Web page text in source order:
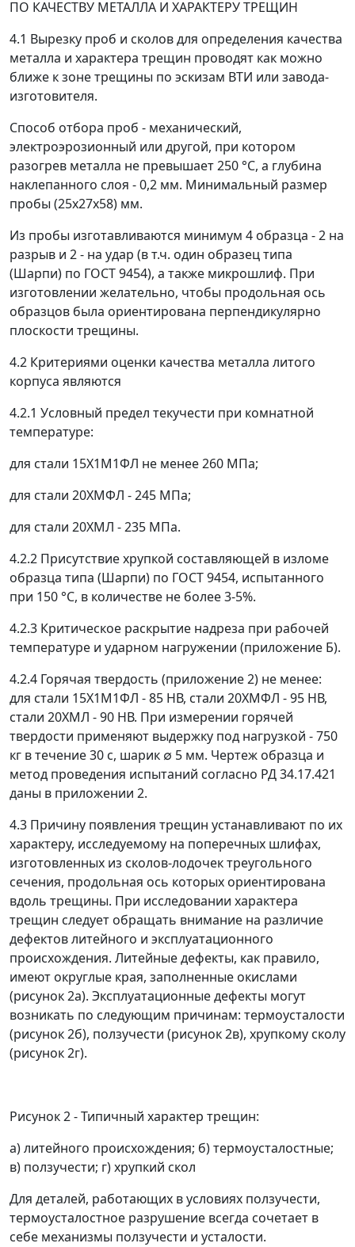
ПО КАЧЕСТВУ МЕТАЛЛА И ХАРАКТЕРУ ТРЕЩИН
4.1 Вырезку проб и сколов для определения качества
металла и характера трещин проводят как можно
ближе к зоне трещины по эскизам ВТИ или завода-
изготовителя.
Способ отбора проб - механический,
электроэрозионный или другой, при котором
разогрев металла не превышает 250 °C, а глубина
наклепанного слоя - 0,2 мм. Минимальный размер
пробы (25х27х58) мм.
Из пробы изготавливаются минимум 4 образца - 2 на
разрыв и 2 - на удар (в т.ч. один образец типа
(Шарпи) по ГОСТ 9454), а также микрошлиф. При
изготовлении желательно, чтобы продольная ось
образцов была ориентирована перпендикулярно
плоскости трещины.
4.2 Критериями оценки качества металла литого
корпуса являются
4.2.1 Условный предел текучести при комнатной
температуре:
для стали 15Х1М1ФЛ не менее 260 МПа;
для стали 20ХМФЛ - 245 МПа;
для стали 20ХМЛ - 235 МПа.
4.2.2 Присутствие хрупкой составляющей в изломе
образца типа (Шарпи) по ГОСТ 9454, испытанного
при 150 °C, в количестве не более 3-5%.
4.2.3 Критическое раскрытие надреза при рабочей
температуре и ударном нагружении (приложение Б).
4.2.4 Горячая твердость (приложение 2) не менее:
для стали 15Х1М1ФЛ - 85 НВ, стали 20ХМФЛ - 95 НВ,
стали 20ХМЛ - 90 НВ. При измерении горячей
твердости применяют выдержку под нагрузкой - 750
кг в течение 30 с, шарик ∅ 5 мм. Чертеж образца и
метод проведения испытаний согласно РД 34.17.421
даны в приложении 2.
4.3 Причину появления трещин устанавливают по их
характеру, исследуемому на поперечных шлифах,
изготовленных из сколов-лодочек треугольного
сечения, продольная ось которых ориентирована
вдоль трещины. При исследовании характера
трещин следует обращать внимание на различие
дефектов литейного и эксплуатационного
происхождения. Литейные дефекты, как правило,
имеют округлые края, заполненные окислами
(рисунок 2а). Эксплуатационные дефекты могут
возникать по следующим причинам: термоусталости
(рисунок 2б), ползучести (рисунок 2в), хрупкому сколу
(рисунок 2г).
Рисунок 2 - Типичный характер трещин:
а) литейного происхождения; б) термоусталостные;
в) ползучести; г) хрупкий скол
Для деталей, работающих в условиях ползучести,
термоусталостное разрушение всегда сочетает в
себе механизмы ползучести и усталости.